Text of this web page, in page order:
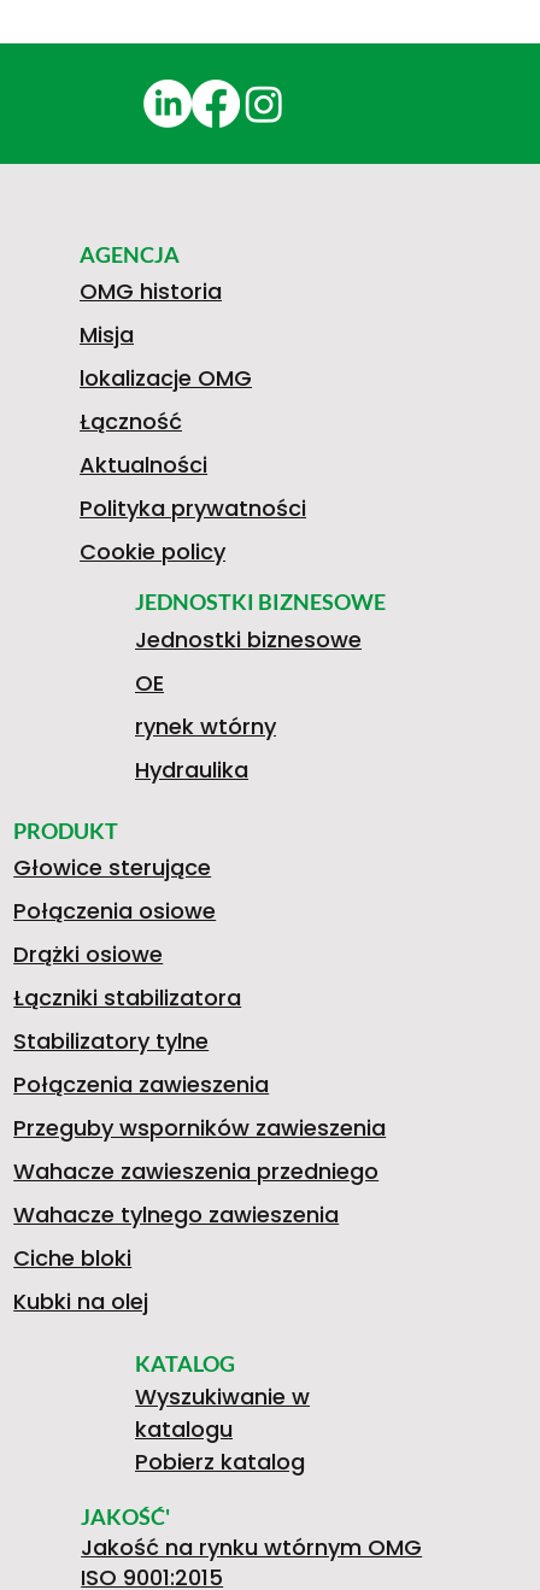
JEDNOSTKI BIZNESOWE
Jednostki biznesowe
OE
rynek wtórny
Hydraulika
PRODUKT
Głowice sterujące
Połączenia osiowe
Drążki osiowe
Łączniki stabilizatora
Stabilizatory tylne
Połączenia zawieszenia
Przeguby wsporników zawieszenia
Wahacze zawieszenia przedniego
Wahacze tylnego zawieszenia
Ciche bloki
Kubki na olej
KATALOG
Wyszukiwanie w
katalogu
Pobierz katalog
JAKOŚĆ'
Jakość na rynku wtórnym OMG
ISO 9001:2015
AGENCJA
OMG historia
Misja
lokalizacje OMG
Łączność
Aktualności
Polityka prywatności
Cookie policy